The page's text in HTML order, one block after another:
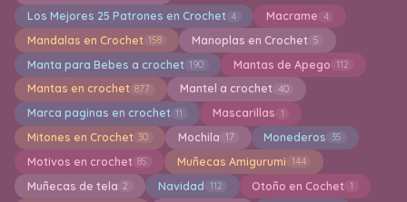
Los Mejores 25 Patrones en Crochet 4 Macrame 4
Mandalas en Crochet 158 Manoplas en Crochet 5
Manta para Bebes a crochet 190 Mantas de Apego 112
Mantas en crochet 877 Mantel a crochet 40
Marca paginas en crochet 11 Mascarillas 1
Mitones en Crochet 30 Mochila 17 Monederos 35
Motivos en crochet 85 Muñecas Amigurumi 144
Muñecas de tela 2 Navidad 112 Otoño en Cochet 1